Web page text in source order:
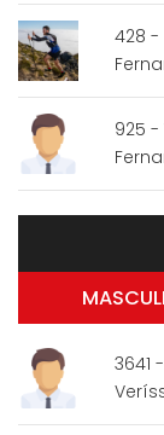
428 -
925
3641